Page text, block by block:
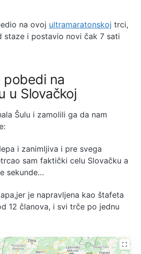
na ovoj ultramaratonskoj trci,
staze i postavio novi čak 7 sati
pobedi na
u Slovačkoj
Šulu i zamolili ga da nam
i zanimljiva i pre svega
sam faktički celu Slovačku a
sekunde…
je napravljena kao štafeta
12 članova, i svi trče po jednu